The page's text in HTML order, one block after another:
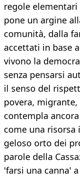
regole
pone un argine
comunità, dalla
accettati in base
vivono la
senza pensarsi
il senso del
povera,
contempla
come una risorsa
geloso orto dei
parole della
'farsi una canna'